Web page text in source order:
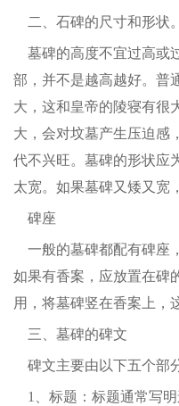
二、石碑的尺寸和形状。
墓碑的高度不宜过高或
部，并不是越高越好。普
大，这和皇帝的陵寝有很
大，会对坟墓产生压迫感
代不兴旺。墓碑的形状应
太宽。如果墓碑又矮又宽
碑座
一般的墓碑都配有碑座
如果有香案，应放置在碑
用，将墓碑竖在香案上，
三、墓碑的碑文
碑文主要由以下五个部
1、标题：标题通常写明